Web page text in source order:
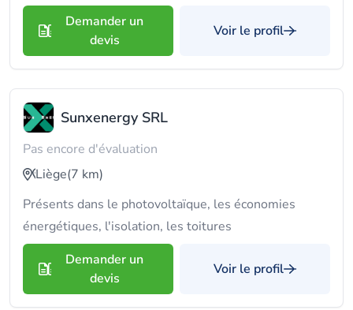
Demander un
devis
Voir le profil
Sunxenergy SRL
Pas encore d'évaluation
Liège(7 km)
Présents dans le photovoltaïque, les économies
énergétiques, l'isolation, les toitures
Demander un
devis
Voir le profil